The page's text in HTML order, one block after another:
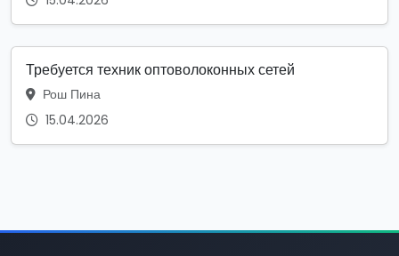
Требуется техник оптоволоконных сетей
Рош Пина
15.04.2026